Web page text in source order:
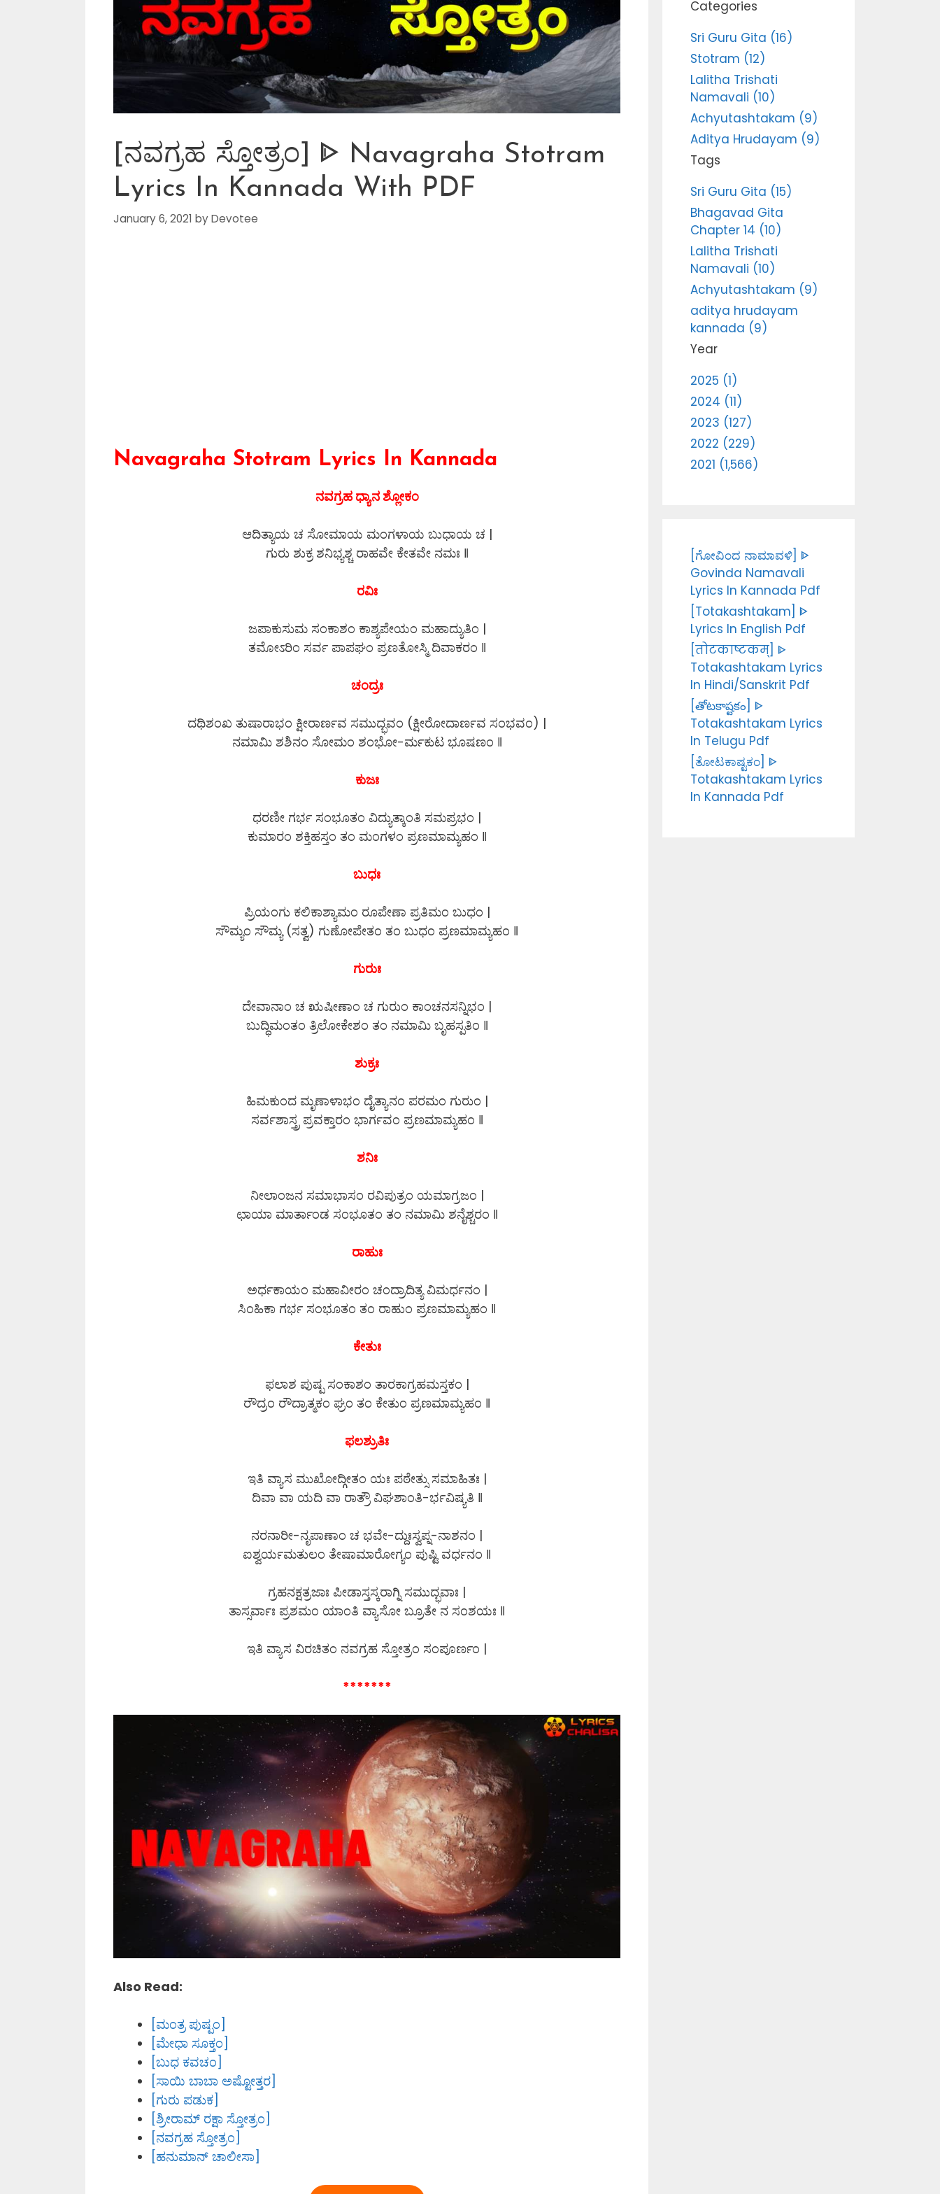
[ನವಗ್ರಹ ಸ್ತೋತ್ರಂ] ᐈ Navagraha Stotram
Lyrics In Kannada With PDF
January 6, 2021 byDevotee
Navagraha Stotram Lyrics In Kannada
ನವಗ್ರಹ ಧ್ಯಾನ ಶ್ಲೋಕಂ
ಆದಿತ್ಯಾಯ ಚ ಸೋಮಾಯ ಮಂಗಳಾಯ ಬುಧಾಯ ಚ |
ಗುರು ಶುಕ್ರ ಶನಿಭ್ಯಶ್ಚ ರಾಹವೇ ಕೇತವೇ ನಮಃ ‖
ರವಿಃ
ಜಪಾಕುಸುಮ ಸಂಕಾಶಂ ಕಾಶ್ಯಪೇಯಂ ಮಹಾದ್ಯುತಿಂ |
ತಮೋಽರಿಂ ಸರ್ವ ಪಾಪಘಂ ಪ್ರಣತೋಸ್ಮಿ ದಿವಾಕರಂ ‖
ಚಂದ್ರಃ
ದಥಿಶಂಖ ತುಷಾರಾಭಂ ಕ್ಷೀರಾರ್ಣವ ಸಮುದ್ಭವಂ (ಕ್ಷೀರೋದಾರ್ಣವ ಸಂಭವಂ) |
ನಮಾಮಿ ಶಶಿನಂ ಸೋಮಂ ಶಂಭೋ-ರ್ಮಕುಟ ಭೂಷಣಂ ‖
ಕುಜಃ
ಧರಣೀ ಗರ್ಭ ಸಂಭೂತಂ ವಿದ್ಯುತ್ಕಾಂತಿ ಸಮಪ್ರಭಂ |
ಕುಮಾರಂ ಶಕ್ತಿಹಸ್ತಂ ತಂ ಮಂಗಳಂ ಪ್ರಣಮಾಮ್ಯಹಂ ‖
ಬುಧಃ
ಪ್ರಿಯಂಗು ಕಲಿಕಾಶ್ಯಾಮಂ ರೂಪೇಣಾ ಪ್ರತಿಮಂ ಬುಧಂ |
ಸೌಮ್ಯಂ ಸೌಮ್ಯ (ಸತ್ವ) ಗುಣೋಪೇತಂ ತಂ ಬುಧಂ ಪ್ರಣಮಾಮ್ಯಹಂ ‖
ಗುರುಃ
ದೇವಾನಾಂ ಚ ಋಷೀಣಾಂ ಚ ಗುರುಂ ಕಾಂಚನಸನ್ನಿಭಂ |
ಬುದ್ಧಿಮಂತಂ ತ್ರಿಲೋಕೇಶಂ ತಂ ನಮಾಮಿ ಬೃಹಸ್ಪತಿಂ ‖
ಶುಕ್ರಃ
ಹಿಮಕುಂದ ಮೃಣಾಳಾಭಂ ದೈತ್ಯಾನಂ ಪರಮಂ ಗುರುಂ |
ಸರ್ವಶಾಸ್ತ್ರ ಪ್ರವಕ್ತಾರಂ ಭಾರ್ಗವಂ ಪ್ರಣಮಾಮ್ಯಹಂ ‖
ಶನಿಃ
ನೀಲಾಂಜನ ಸಮಾಭಾಸಂ ರವಿಪುತ್ರಂ ಯಮಾಗ್ರಜಂ |
ಛಾಯಾ ಮಾರ್ತಾಂಡ ಸಂಭೂತಂ ತಂ ನಮಾಮಿ ಶನೈಶ್ಚರಂ ‖
ರಾಹುಃ
ಅರ್ಧಕಾಯಂ ಮಹಾವೀರಂ ಚಂದ್ರಾದಿತ್ಯ ವಿಮರ್ಧನಂ |
ಸಿಂಹಿಕಾ ಗರ್ಭ ಸಂಭೂತಂ ತಂ ರಾಹುಂ ಪ್ರಣಮಾಮ್ಯಹಂ ‖
ಕೇತುಃ
ಫಲಾಶ ಪುಷ್ಪ ಸಂಕಾಶಂ ತಾರಕಾಗ್ರಹಮಸ್ತಕಂ |
ರೌದ್ರಂ ರೌದ್ರಾತ್ಮಕಂ ಘ್ರಂ ತಂ ಕೇತುಂ ಪ್ರಣಮಾಮ್ಯಹಂ ‖
ಫಲಶ್ರುತಿಃ
ಇತಿ ವ್ಯಾಸ ಮುಖೋದ್ಗೀತಂ ಯಃ ಪಠೇತ್ಸು ಸಮಾಹಿತಃ |
ದಿವಾ ವಾ ಯದಿ ವಾ ರಾತ್ರೌ ವಿಘಶಾಂತಿ-ರ್ಭವಿಷ್ಯತಿ ‖
ನರನಾರೀ-ನೃಪಾಣಾಂ ಚ ಭವೇ-ದ್ದುಃಸ್ವಪ್ನ-ನಾಶನಂ |
ಐಶ್ವರ್ಯಮತುಲಂ ತೇಷಾಮಾರೋಗ್ಯಂ ಪುಷ್ಟಿ ವರ್ಧನಂ ‖
ಗ್ರಹನಕ್ಷತ್ರಜಾಃ ಪೀಡಾಸ್ತಸ್ಕರಾಗ್ನಿ ಸಮುದ್ಭವಾಃ |
ತಾಸ್ಸರ್ವಾಃ ಪ್ರಶಮಂ ಯಾಂತಿ ವ್ಯಾಸೋ ಬ್ರೂತೇ ನ ಸಂಶಯಃ ‖
ಇತಿ ವ್ಯಾಸ ವಿರಚಿತಂ ನವಗ್ರಹ ಸ್ತೋತ್ರಂ ಸಂಪೂರ್ಣಂ |
*******
Also Read:
[ಮಂತ್ರ ಪುಷ್ಪಂ]
[ಮೇಧಾ ಸೂಕ್ತಂ]
[ಬುಧ ಕವಚಂ]
[ಸಾಯಿ ಬಾಬಾ ಅಷ್ಟೋತ್ತರ]
[ಗುರು ಪಡುಕ]
[ಶ್ರೀರಾಮ್ ರಕ್ಷಾ ಸ್ತೋತ್ರಂ]
[ನವಗ್ರಹ ಸ್ತೋತ್ರಂ]
[ಹನುಮಾನ್ ಚಾಲೀಸಾ]
Categories
Sri Guru Gita (16)
Stotram (12)
Lalitha Trishati
Namavali (10)
Achyutashtakam (9)
Aditya Hrudayam (9)
Tags
Sri Guru Gita (15)
Bhagavad Gita
Chapter 14 (10)
Lalitha Trishati
Namavali (10)
Achyutashtakam (9)
aditya hrudayam
kannada (9)
Year
2025 (1)
2024 (11)
2023 (127)
2022 (229)
2021 (1,566)
[ಗೋವಿಂದ ನಾಮಾವಳಿ] ᐈ
Govinda Namavali
Lyrics In Kannada Pdf
[Totakashtakam] ᐈ
Lyrics In English Pdf
[तोटकाष्टकम्] ᐈ
Totakashtakam Lyrics
In Hindi/Sanskrit Pdf
[తోటకాష్టకం] ᐈ
Totakashtakam Lyrics
In Telugu Pdf
[ತೋಟಕಾಷ್ಟಕಂ] ᐈ
Totakashtakam Lyrics
In Kannada Pdf